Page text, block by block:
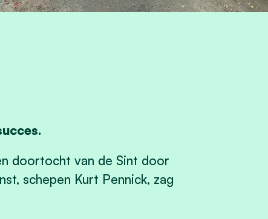
doortocht van de Sint door
schepen Kurt Pennick, zag